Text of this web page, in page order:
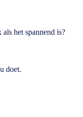
het spannend is?
doet.